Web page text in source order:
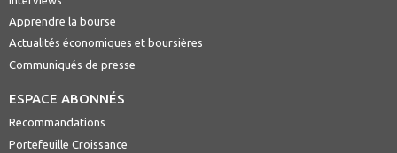
Apprendre la bourse
Actualités économiques et boursières
Communiqués de presse
ESPACE ABONNÉS
Recommandations
Portefeuille Croissance